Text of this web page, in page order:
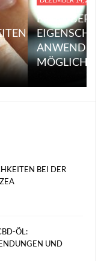
EINE
MÖGLICHE
BEI DER
ÖL:
UND